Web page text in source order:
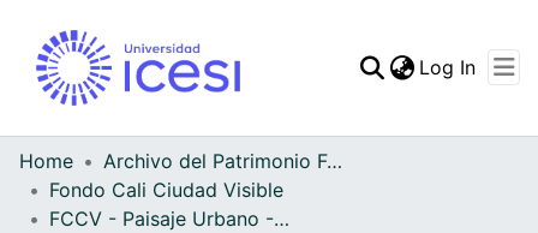
Log In
Home
Archivo del Patrimonio Fotográfico y Fílmico del Valle del Cauca
Fondo Cali Ciudad Visible
FCCV - Paisaje Urbano - Patrimonial